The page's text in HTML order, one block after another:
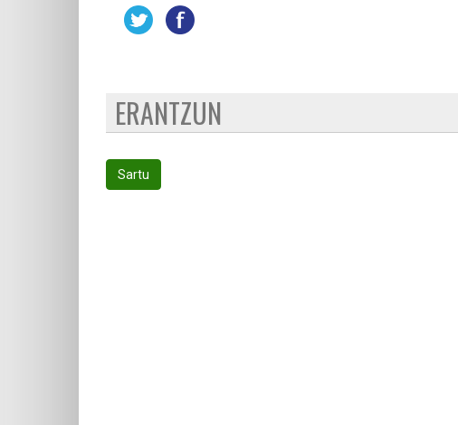
ERANTZUN
Sartu